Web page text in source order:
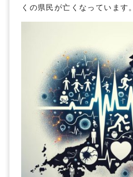
くの県民が亡くなっています。